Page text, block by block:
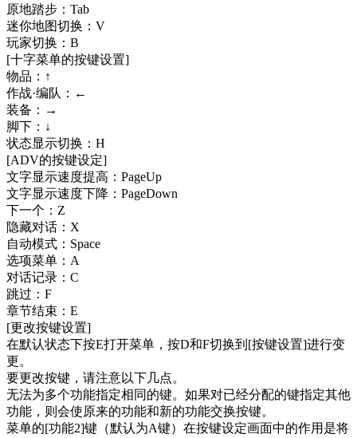
原地踏步：Tab
迷你地图切换：V
玩家切换：B
[十字菜单的按键设置]
物品：↑
作战·编队：←
装备：→
脚下：↓
状态显示切换：H
[ADV的按键设定]
文字显示速度提高：PageUp
文字显示速度下降：PageDown
下一个：Z
隐藏对话：X
自动模式：Space
选项菜单：A
对话记录：C
跳过：F
章节结束：E
[更改按键设置]
在默认状态下按E打开菜单，按D和F切换到[按键设置]进行变
更。
要更改按键，请注意以下几点。
无法为多个功能指定相同的键。如果对已经分配的键指定其他
功能，则会使原来的功能和新的功能交换按键。
菜单的[功能2]键（默认为A键）在按键设定画面中的作用是将